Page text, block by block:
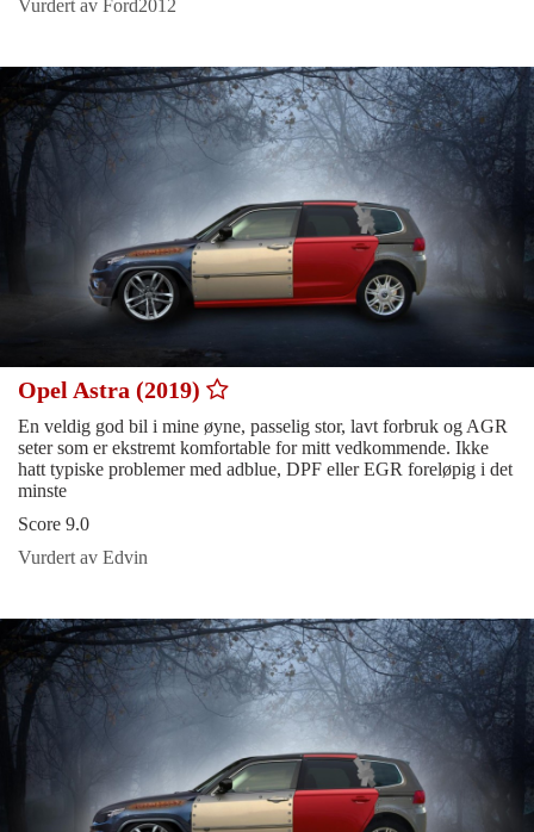
Vurdert av Ford2012
Opel Astra (2019)
En veldig god bil i mine øyne, passelig stor, lavt forbruk og AGR
seter som er ekstremt komfortable for mitt vedkommende. Ikke
hatt typiske problemer med adblue, DPF eller EGR foreløpig i det
minste
Score 9.0
Vurdert av Edvin